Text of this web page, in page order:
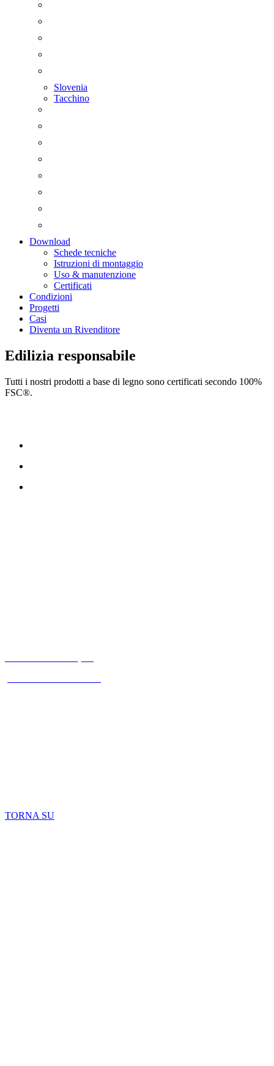
Slovenia
Tacchino
Download
Schede tecniche
Istruzioni di montaggio
Uso & manutenzione
Certificati
Condizioni
Progetti
Casi
Diventa un Rivenditore
Edilizia responsabile
Tutti i nostri prodotti a base di legno sono certificati secondo 100%
FSC®.
TORNA SU